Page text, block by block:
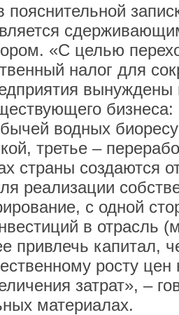
пояснительной
«С целью
налог для
вынуждены
бизнеса:
водных
третье –
страны создаются
реализации
с одной
в отрасль
привлечь капитал,
росту
затрат», –
материалах.